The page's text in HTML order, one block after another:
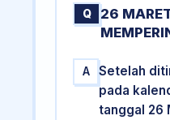
Q
26
A
Setelah
pada
tanggal 26